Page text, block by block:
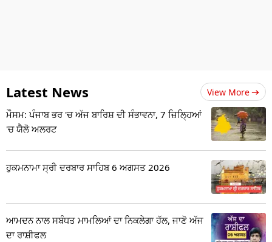
Latest News View More
ਮੌਸਮ: ਪੰਜਾਬ ਭਰ 'ਚ ਅੱਜ ਬਾਰਿਸ਼ ਦੀ ਸੰਭਾਵਨਾ, 7 ਜ਼ਿਲ੍ਹਿਆਂ
'ਚ ਯੈਲੋ ਅਲਰਟ
ਹੁਕਮਨਾਮਾ ਸ੍ਰੀ ਦਰਬਾਰ ਸਾਹਿਬ 6 ਅਗਸਤ 2026
ਆਮਦਨ ਨਾਲ ਸਬੰਧਤ ਮਾਮਲਿਆਂ ਦਾ ਨਿਕਲੇਗਾ ਹੱਲ, ਜਾਣੋ ਅੱਜ
ਦਾ ਰਾਸ਼ੀਫਲ